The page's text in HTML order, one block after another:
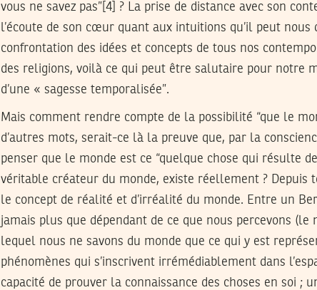
vous ne savez pas”[4] ? La prise de distance avec son
l’écoute de son cœur quant aux intuitions qu’il peut
confrontation des idées et concepts de tous nos
des religions, voilà ce qui peut être salutaire pour notre
d’une « sagesse temporalisée”.
Mais comment rendre compte de la possibilité “que le
d’autres mots, serait-ce là la preuve que, par la
penser que le monde est ce “quelque chose qui résulte
véritable créateur du monde, existe réellement ? Depuis
le concept de réalité et d’irréalité du monde. Entre un
jamais plus que dépendant de ce que nous percevons (le
lequel nous ne savons du monde que ce qui y est
phénomènes qui s’inscrivent irrémédiablement dans
capacité de prouver la connaissance des choses en soi ;